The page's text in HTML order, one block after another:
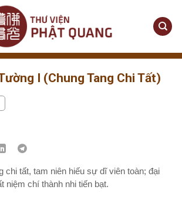
I (Chung Tang Chi Tất)
chi tất, tam niên hiếu sự dĩ viên toàn; đại
niệm chí thành nhi tiến bạt.